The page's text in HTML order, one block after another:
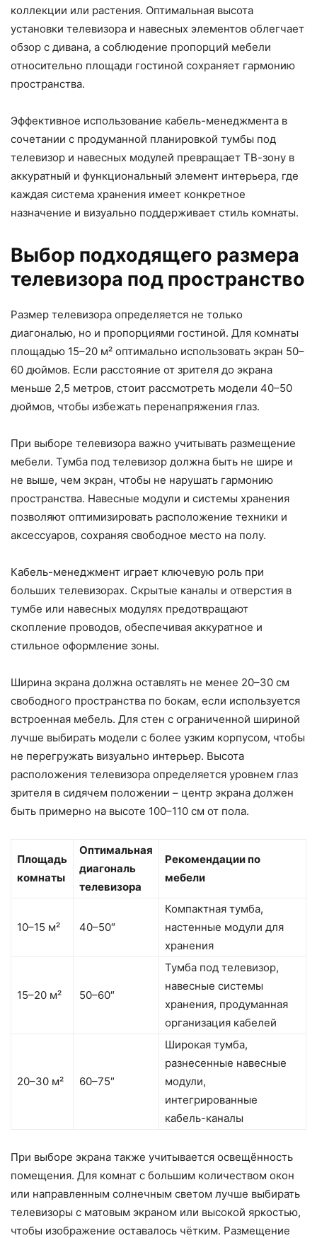
коллекции или растения. Оптимальная высота
установки телевизора и навесных элементов облегчает
обзор с дивана, а соблюдение пропорций мебели
относительно площади гостиной сохраняет гармонию
пространства.
Эффективное использование кабель-менеджмента в
сочетании с продуманной планировкой тумбы под
телевизор и навесных модулей превращает ТВ-зону в
аккуратный и функциональный элемент интерьера, где
каждая система хранения имеет конкретное
назначение и визуально поддерживает стиль комнаты.
Выбор подходящего размера
телевизора под пространство
Размер телевизора определяется не только
диагональю, но и пропорциями гостиной. Для комнаты
площадью 15–20 м² оптимально использовать экран 50–
60 дюймов. Если расстояние от зрителя до экрана
меньше 2,5 метров, стоит рассмотреть модели 40–50
дюймов, чтобы избежать перенапряжения глаз.
При выборе телевизора важно учитывать размещение
мебели. Тумба под телевизор должна быть не шире и
не выше, чем экран, чтобы не нарушать гармонию
пространства. Навесные модули и системы хранения
позволяют оптимизировать расположение техники и
аксессуаров, сохраняя свободное место на полу.
Кабель-менеджмент играет ключевую роль при
больших телевизорах. Скрытые каналы и отверстия в
тумбе или навесных модулях предотвращают
скопление проводов, обеспечивая аккуратное и
стильное оформление зоны.
Ширина экрана должна оставлять не менее 20–30 см
свободного пространства по бокам, если используется
встроенная мебель. Для стен с ограниченной шириной
лучше выбирать модели с более узким корпусом, чтобы
не перегружать визуально интерьер. Высота
расположения телевизора определяется уровнем глаз
зрителя в сидячем положении – центр экрана должен
быть примерно на высоте 100–110 см от пола.
Площадь
комнаты
Оптимальная
диагональ
телевизора
Рекомендации по
мебели
10–15 м² 40–50″
Компактная тумба,
настенные модули для
хранения
15–20 м² 50–60″
Тумба под телевизор,
навесные системы
хранения, продуманная
организация кабелей
20–30 м² 60–75″
Широкая тумба,
разнесенные навесные
модули,
интегрированные
кабель-каналы
При выборе экрана также учитывается освещённость
помещения. Для комнат с большим количеством окон
или направленным солнечным светом лучше выбирать
телевизоры с матовым экраном или высокой яркостью,
чтобы изображение оставалось чётким. Размещение